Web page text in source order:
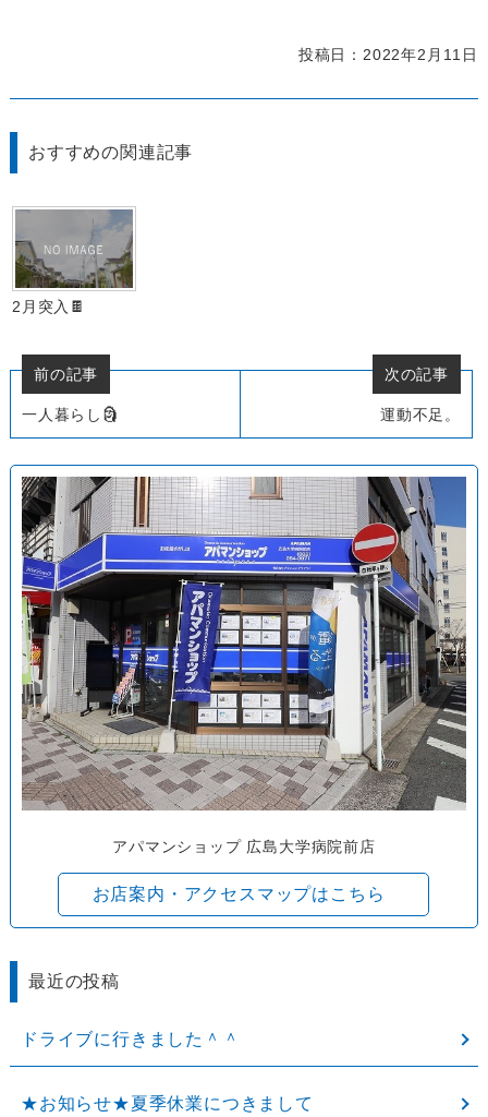
投稿日：2022年2月11日
おすすめの関連記事
2月突入🍫
前の記事
一人暮らし🗿
次の記事
運動不足。
アパマンショップ 広島大学病院前店
お店案内・アクセスマップはこちら
最近の投稿
ドライブに行きました＾＾
★お知らせ★夏季休業につきまして